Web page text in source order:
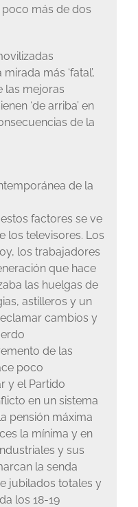
más de dos
más ‘fatal’,
las mejoras
‘de arriba’ en
de la
de la
factores se ve
los televisores. Los
los trabajadores
que hace
las huelgas de
astilleros y un
cambios y
de las
poco
y el Partido
en un sistema
pensión máxima
la mínima y en
y sus
la senda
jubilados totales y
los 18-19